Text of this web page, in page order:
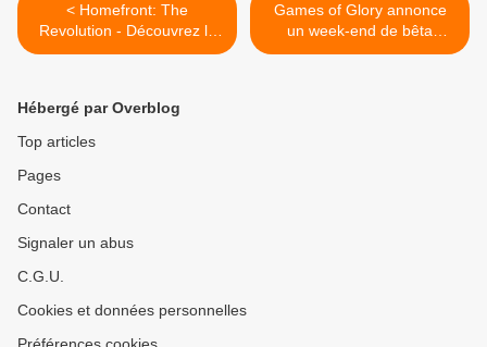
< Homefront: The
Revolution - Découvrez la
mise-à-jour de Printemps !
Games of Glory annonce
un week-end de bêta
fermée du 10 au 12 mars >
Hébergé par Overblog
Top articles
Pages
Contact
Signaler un abus
C.G.U.
Cookies et données personnelles